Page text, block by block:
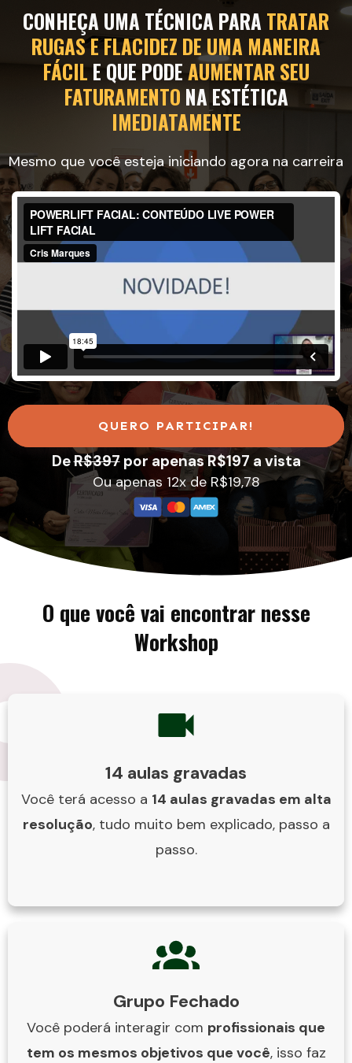
CONHEÇA UMA TÉCNICA PARA TRATAR
RUGAS E FLACIDEZ DE UMA MANEIRA
FÁCIL E QUE PODEAUMENTAR SEU
FATURAMENTO NA ESTÉTICA
IMEDIATAMENTE
Mesmo que você esteja iniciando agora na carreira
QUERO PARTICIPAR!
DeR$397por apenas R$197 a vista
Ou apenas 12x de R$19,78
O que você vai encontrar nesse
Workshop
14 aulas gravadas
Você terá acesso a 14 aulas gravadas em alta
resolução, tudo muito bem explicado, passo a
passo.
Grupo Fechado
Você poderá interagir com profissionais que
tem os mesmos objetivos que você, isso faz